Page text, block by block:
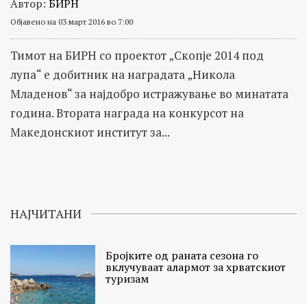
Автор: БИРН
Објавено на 03 март 2016 во 7:00
Тимот на БИРН со проектот „Скопје 2014 под
лупа“ е добитник на наградата „Никола
Младенов“ за најдобро истражување во минатата
година. Втората награда на конкурсот на
Македонскиот институт за...
НАЈЧИТАНИ
Бројките од раната сезона го
вклучуваат алармот за хрватскиот
туризам